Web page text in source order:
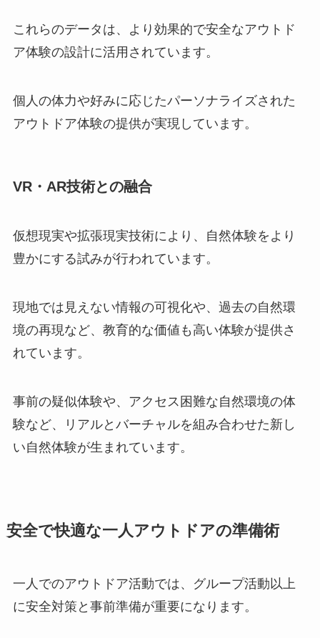
これらのデータは、より効果的で安全なアウトド
ア体験の設計に活用されています。
個人の体力や好みに応じたパーソナライズされた
アウトドア体験の提供が実現しています。
VR・AR技術との融合
仮想現実や拡張現実技術により、自然体験をより
豊かにする試みが行われています。
現地では見えない情報の可視化や、過去の自然環
境の再現など、教育的な価値も高い体験が提供さ
れています。
事前の疑似体験や、アクセス困難な自然環境の体
験など、リアルとバーチャルを組み合わせた新し
い自然体験が生まれています。
安全で快適な一人アウトドアの準備術
一人でのアウトドア活動では、グループ活動以上
に安全対策と事前準備が重要になります。